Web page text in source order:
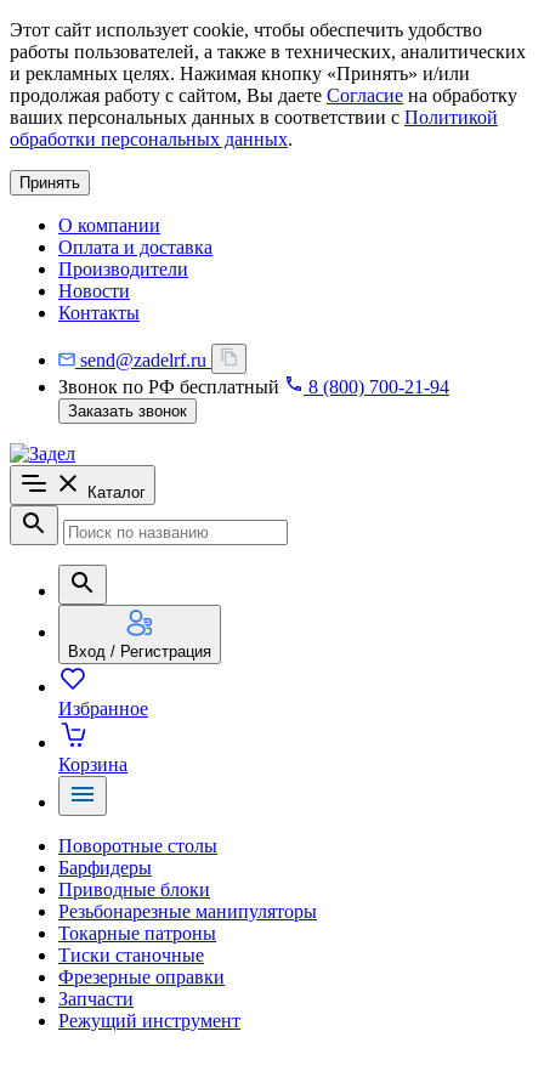
Этот сайт использует cookie, чтобы обеспечить удобство
работы пользователей, а также в технических, аналитических
и рекламных целях. Нажимая кнопку «Принять» и/или
продолжая работу с сайтом, Вы даете Согласие на обработку
ваших персональных данных в соответствии с Политикой
обработки персональных данных.
Принять
О компании
Оплата и доставка
Производители
Новости
Контакты
send@zadelrf.ru
Звонок по РФ бесплатный
8 (800) 700-21-94
Заказать звонок
Каталог
Вход / Регистрация
Избранное
Корзина
Поворотные столы
Барфидеры
Приводные блоки
Резьбонарезные манипуляторы
Токарные патроны
Тиски станочные
Фрезерные оправки
Запчасти
Режущий инструмент